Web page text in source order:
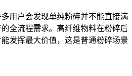
用户会发现单纯粉碎并不能直接满
全流程需求。高纤维物料在粉碎后
发挥最大价值，这是普通粉碎场景